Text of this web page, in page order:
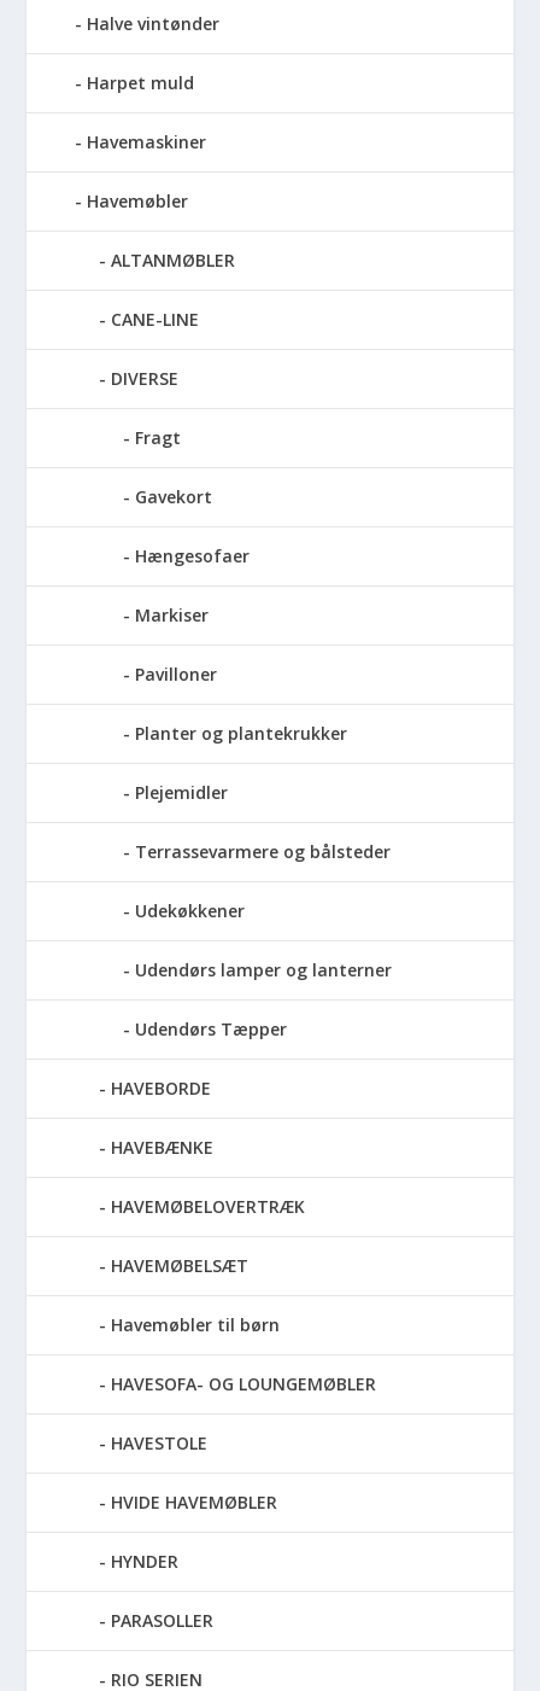
Halve vintønder
Harpet muld
Havemaskiner
Havemøbler
ALTANMØBLER
CANE-LINE
DIVERSE
Fragt
Gavekort
Hængesofaer
Markiser
Pavilloner
Planter og plantekrukker
Plejemidler
Terrassevarmere og bålsteder
Udekøkkener
Udendørs lamper og lanterner
Udendørs Tæpper
HAVEBORDE
HAVEBÆNKE
HAVEMØBELOVERTRÆK
HAVEMØBELSÆT
Havemøbler til børn
HAVESOFA- OG LOUNGEMØBLER
HAVESTOLE
HVIDE HAVEMØBLER
HYNDER
PARASOLLER
RIO SERIEN